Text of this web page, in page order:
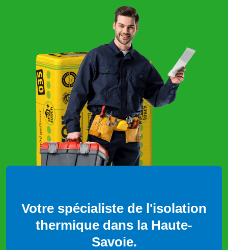
Votre spécialiste de l'isolation
thermique dans la Haute-
Savoie.